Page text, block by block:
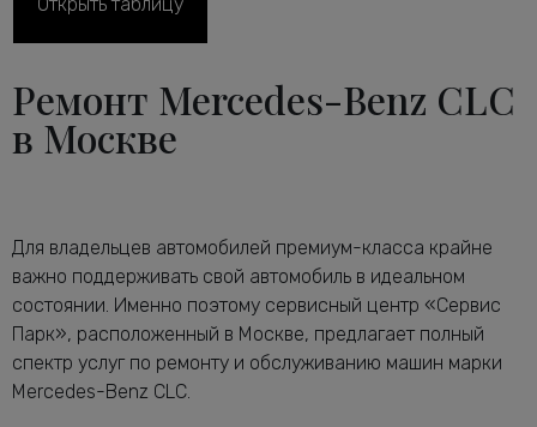
двигателя CLC
Диагностика тормозной системы
Диагностика ходовой части
Мерседес-Бенц CLC
от 2240 руб.
Диагностика электрики автомобиля
CLC
Замена воздушного фильтра
Мерседес-Бенц CLC
от 680 руб.
Замена задних тормозных дисков
Мерседес-Бенц CLC
от 1640 руб.
Замена задних тормозных колодок
Ремонт Mercedes-Benz CLC
в Москве
Для владельцев автомобилей премиум-класса крайне
важно поддерживать свой автомобиль в идеальном
состоянии. Именно поэтому сервисный центр «Сервис
Парк», расположенный в Москве, предлагает полный
спектр услуг по ремонту и обслуживанию машин марки
Mercedes-Benz CLC.